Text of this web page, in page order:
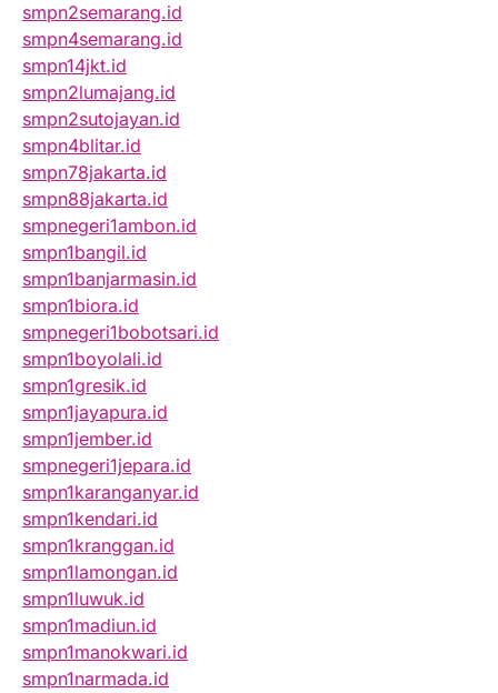
smpn2semarang.id
smpn4semarang.id
smpn14jkt.id
smpn2lumajang.id
smpn2sutojayan.id
smpn4blitar.id
smpn78jakarta.id
smpn88jakarta.id
smpnegeri1ambon.id
smpn1bangil.id
smpn1banjarmasin.id
smpn1biora.id
smpnegeri1bobotsari.id
smpn1boyolali.id
smpn1gresik.id
smpn1jayapura.id
smpn1jember.id
smpnegeri1jepara.id
smpn1karanganyar.id
smpn1kendari.id
smpn1kranggan.id
smpn1lamongan.id
smpn1luwuk.id
smpn1madiun.id
smpn1manokwari.id
smpn1narmada.id